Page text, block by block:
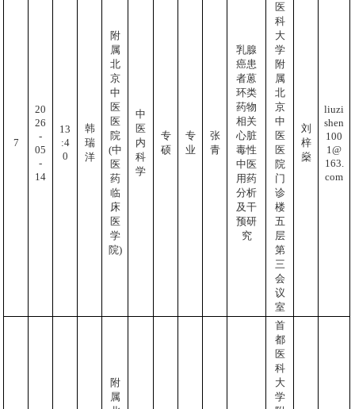
7
20
26
-
05
-
14
13
:4
0
韩
瑞
洋
附
属
北
京
中
医
医
院
(中
医
药
临
床
医
学
院)
中
医
内
科
学
专
硕
专
业
张
青
乳腺
癌患
者蒽
环类
药物
相关
心脏
毒性
中医
用药
分析
及干
预研
究
医
科
大
学
附
属
北
京
中
医
医
院
门
诊
楼
五
层
第
三
会
议
室
刘
梓
燊
liuzi
shen
100
1@
163.
com
附
属
首
都
医
科
大
学